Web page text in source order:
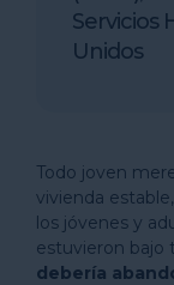
Servicios
Unidos
Todo joven
vivienda
los jóvenes y
estuvieron bajo
debería